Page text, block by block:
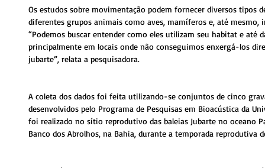
Os estudos sobre movimentação podem fornecer diversos tipos
diferentes grupos animais como aves, mamíferos e, até mesmo,
“Podemos buscar entender como eles utilizam seu habitat e até
principalmente em locais onde não conseguimos enxergá-los
jubarte”, relata a pesquisadora.
A coleta dos dados foi feita utilizando-se conjuntos de cinco
desenvolvidos pelo Programa de Pesquisas em Bioacústica da
foi realizado no sítio reprodutivo das baleias Jubarte no oceano
Banco dos Abrolhos, na Bahia, durante a temporada reprodutiva